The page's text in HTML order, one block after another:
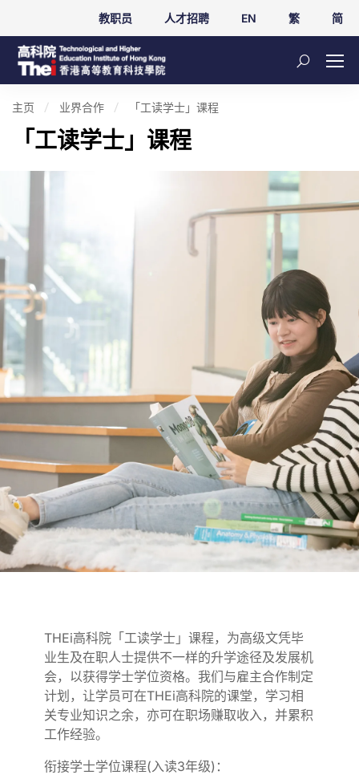
教职员 人才招聘 EN 繁 简
主页 业界合作 「工读学士」课程
「工读学士」课程
THEi高科院「工读学士」课程，为高级文凭毕
业生及在职人士提供不一样的升学途径及发展机
会，以获得学士学位资格。我们与雇主合作制定
计划，让学员可在THEi高科院的课堂，学习相
关专业知识之余，亦可在职场赚取收入，并累积
工作经验。
衔接学士学位课程(入读3年级)：